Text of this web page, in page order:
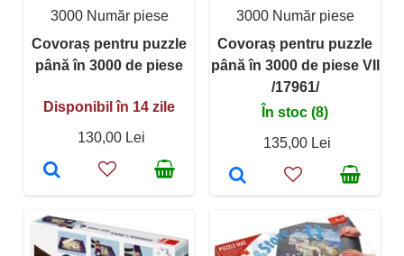
3000 Număr piese
Covoraș pentru puzzle
până în 3000 de piese
Disponibil în 14 zile
130,00 Lei
3000 Număr piese
Covoraș pentru puzzle
până în 3000 de piese VII
/17961/
În stoc (8)
135,00 Lei